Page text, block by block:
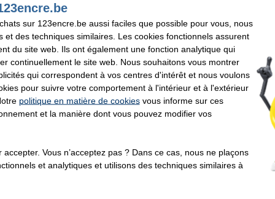
oui
56 - jusqu'à 80 mm
caisse enregistreuse 80x80x12 thermo (5 pièces) - blanc
de caisse enregistreuse 80x80x12 thermo (50 pièces) - blanc
sur 123encre.be aussi faciles que possible pour vous, nous
et des techniques similaires. Les cookies fonctionnels assurent
du site web. Ils ont également une fonction analytique qui
continuellement le site web. Nous souhaitons vous montrer
qui correspondent à vos centres d'intérêt et nous voulons
pour suivre votre comportement à l'intérieur et à l'extérieur
politique en matière de cookiesvous informe sur ces
et la manière dont vous pouvez modifier vos
Vous n’acceptez pas ? Dans ce cas, nous ne plaçons
et analytiques et utilisons des techniques similaires à